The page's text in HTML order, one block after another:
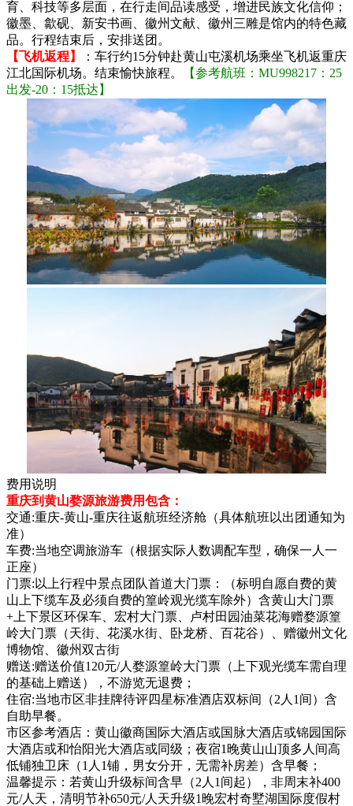
育、科技等多层面，在行走间品读感受，增进民族文化信仰；
徽墨、歙砚、新安书画、徽州文献、徽州三雕是馆内的特色藏
品。行程结束后，安排送团。
【飞机返程】
：车行约15分钟赴黄山屯溪机场乘坐飞机返重庆
江北国际机场。结束愉快旅程。
【参考航班：MU998217：25
出发-20：15抵达】
费用说明
重庆到黄山婺源旅游费用包含：
交通:重庆-黄山-重庆往返航班经济舱（具体航班以出团通知为
准）
车费:当地空调旅游车（根据实际人数调配车型，确保一人一
正座）
门票:以上行程中景点团队首道大门票：（标明自愿自费的黄
山上下缆车及必须自费的篁岭观光缆车除外）含黄山大门票
+上下景区环保车、宏村大门票、卢村田园油菜花海赠婺源篁
岭大门票（天街、花溪水街、卧龙桥、百花谷）、赠徽州文化
博物馆、徽州双古街
赠送:赠送价值120元/人婺源篁岭大门票（上下观光缆车需自理
的基础上赠送），不游览无退费；
住宿:当地市区非挂牌待评四星标准酒店双标间（2人1间）含
自助早餐。
市区参考酒店：黄山徽商国际大酒店或国脉大酒店或锦园国际
大酒店或和怡阳光大酒店或同级；夜宿1晚黄山山顶多人间高
低铺独卫床（1人1铺，男女分开，无需补房差）含早餐；
温馨提示：若黄山升级标间含早（2人1间起），非周末补400
元/人天，清明节补650元/人天升级1晚宏村奇墅湖国际度假村